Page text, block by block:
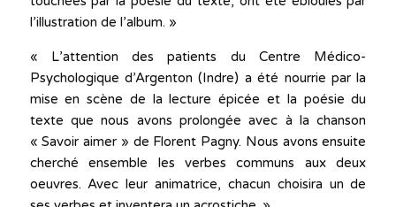
l’illustration de l’album. »
« L’attention des patients du Centre Médico-
Psychologique d’Argenton (Indre) a été nourrie par la
mise en scène de la lecture épicée et la poésie du
texte que nous avons prolongée avec à la chanson
« Savoir aimer » de Florent Pagny. Nous avons ensuite
cherché ensemble les verbes communs aux deux
oeuvres. Avec leur animatrice, chacun choisira un de